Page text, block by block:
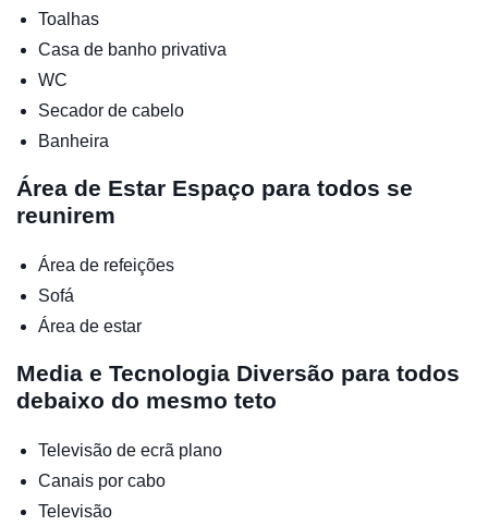
Toalhas
Casa de banho privativa
WC
Secador de cabelo
Banheira
Área de Estar Espaço para todos se
reunirem
Área de refeições
Sofá
Área de estar
Media e Tecnologia Diversão para todos
debaixo do mesmo teto
Televisão de ecrã plano
Canais por cabo
Televisão